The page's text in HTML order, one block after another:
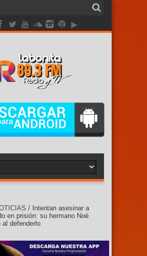
/ Intentan asesinar a
en prisión: su hermano Noé
al defenderlo